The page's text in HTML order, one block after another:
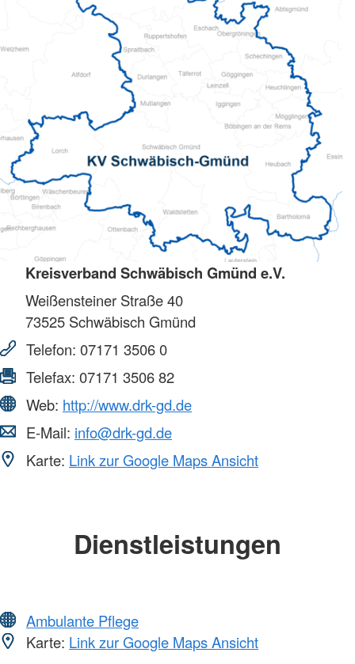
Kreisverband Schwäbisch Gmünd e.V.
Weißensteiner Straße 40
73525 Schwäbisch Gmünd
Telefon: 07171 3506 0
Telefax: 07171 3506 82
Web: http://www.drk-gd.de
E-Mail: info@drk-gd.de
Karte: Link zur Google Maps Ansicht
Dienstleistungen
Ambulante Pflege
Karte: Link zur Google Maps Ansicht